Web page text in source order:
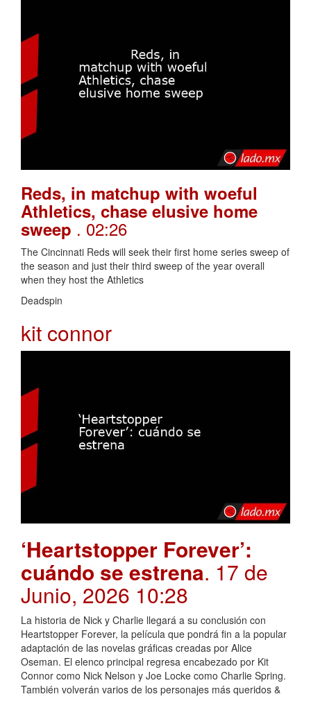
Reds, in matchup with woeful
Athletics, chase elusive home
sweep . 02:26
The Cincinnati Reds will seek their first home series sweep of
the season and just their third sweep of the year overall
when they host the Athletics
Deadspin
kit connor
‘Heartstopper Forever’:
cuándo se estrena. 17 de
Junio, 2026 10:28
La historia de Nick y Charlie llegará a su conclusión con
Heartstopper Forever, la película que pondrá fin a la popular
adaptación de las novelas gráficas creadas por Alice
Oseman. El elenco principal regresa encabezado por Kit
Connor como Nick Nelson y Joe Locke como Charlie Spring.
También volverán varios de los personajes más queridos &